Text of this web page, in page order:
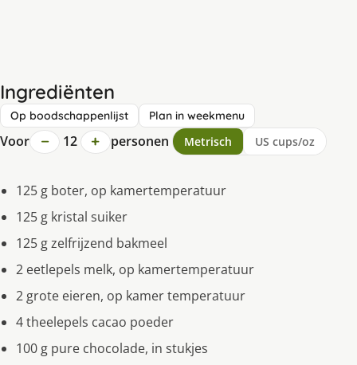
Ingrediënten
Op boodschappenlijst Plan in weekmenu
Voor − 12 + personen Metrisch US cups/oz
125 g boter, op kamertemperatuur
125 g kristal suiker
125 g zelfrijzend bakmeel
2 eetlepels melk, op kamertemperatuur
2 grote eieren, op kamer temperatuur
4 theelepels cacao poeder
100 g pure chocolade, in stukjes